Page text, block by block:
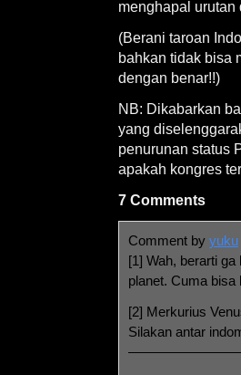
menghapal urutan
(Berani taroan
bahkan tidak bisa
dengan benar!!)
NB: Dikabarkan
yang
penurunan status
apakah kongres
7 Comments
Comment by yuku
[1] Wah, berarti
planet. Cuma bisa
[2] Merkurius
Silakan antar